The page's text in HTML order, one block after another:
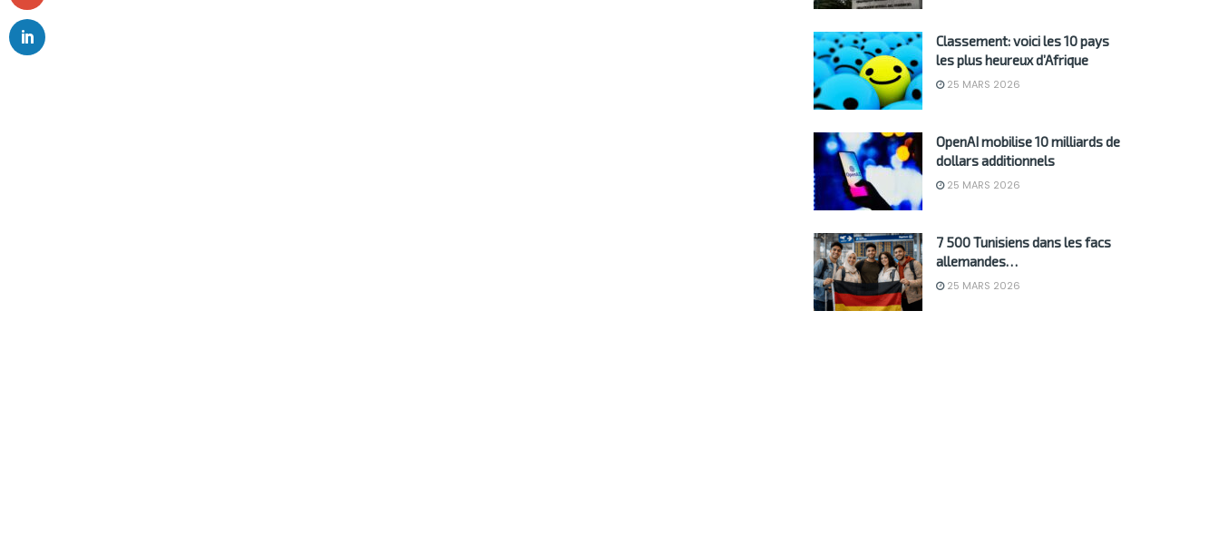
Classement: voici les 10 pays
les plus heureux d’Afrique
25 MARS 2026
OpenAI mobilise 10 milliards de
dollars additionnels
25 MARS 2026
7 500 Tunisiens dans les facs
allemandes…
25 MARS 2026